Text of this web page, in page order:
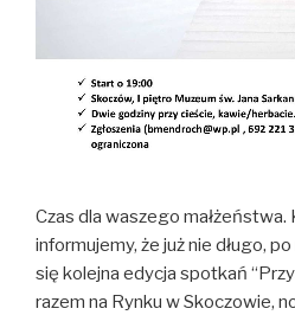
Jak żyć? (2008) -
Malowany welon
A może zaproponujecie jeszcze
Czas dla waszego małżeństwa.
informujemy, że już nie długo,
się kolejna edycja spotkań
razem na Rynku w Skoczowie,